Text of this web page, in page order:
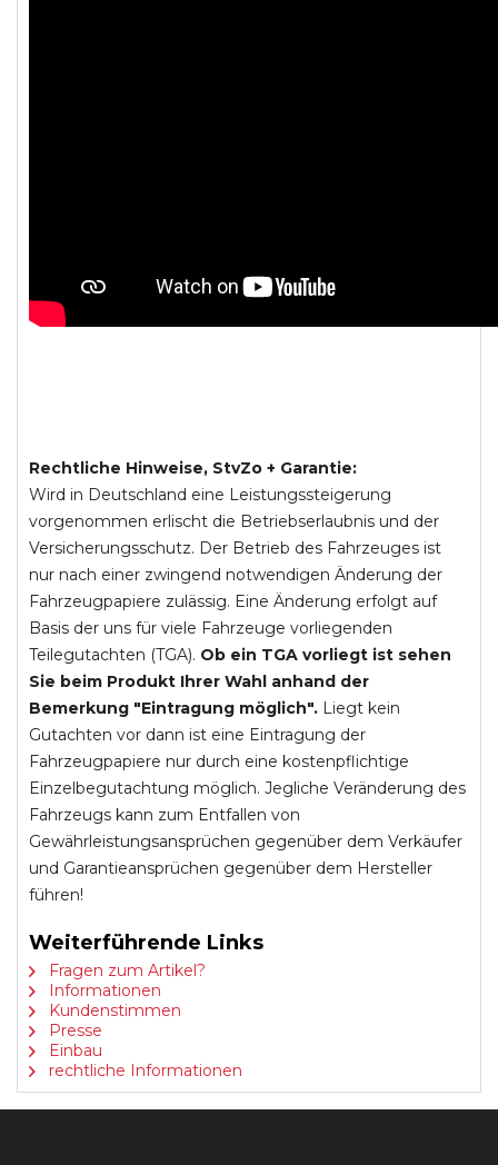
Rechtliche Hinweise, StvZo + Garantie:
Wird in Deutschland eine Leistungssteigerung
vorgenommen erlischt die Betriebserlaubnis und der
Versicherungsschutz. Der Betrieb des Fahrzeuges ist
nur nach einer zwingend notwendigen Änderung der
Fahrzeugpapiere zulässig. Eine Änderung erfolgt auf
Basis der uns für viele Fahrzeuge vorliegenden
Teilegutachten (TGA). Ob ein TGA vorliegt ist sehen
Sie beim Produkt Ihrer Wahl anhand der
Bemerkung "Eintragung möglich". Liegt kein
Gutachten vor dann ist eine Eintragung der
Fahrzeugpapiere nur durch eine kostenpflichtige
Einzelbegutachtung möglich. Jegliche Veränderung des
Fahrzeugs kann zum Entfallen von
Gewährleistungsansprüchen gegenüber dem Verkäufer
und Garantieansprüchen gegenüber dem Hersteller
führen!
Weiterführende Links
Fragen zum Artikel?
Informationen
Kundenstimmen
Presse
Einbau
rechtliche Informationen